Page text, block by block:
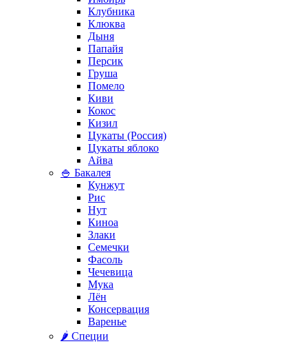
Клубника
Клюква
Дыня
Папайя
Персик
Груша
Помело
Киви
Кокос
Кизил
Цукаты (Россия)
Цукаты яблоко
Айва
🍚 Бакалея
Кунжут
Рис
Нут
Киноа
Злаки
Семечки
Фасоль
Чечевица
Мука
Лён
Консервация
Варенье
🌶️ Специи